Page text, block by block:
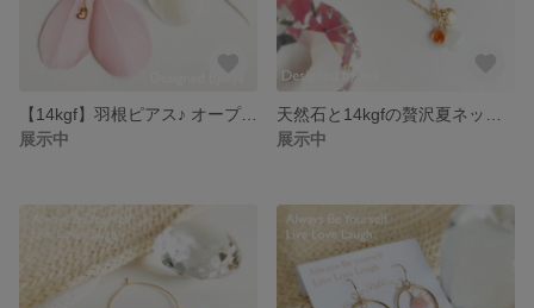
【14kgf】羽根ピアス♪ オープンハート《ピンク》
展示中
展示中